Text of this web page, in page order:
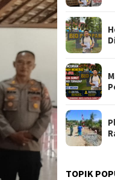
TOPIK